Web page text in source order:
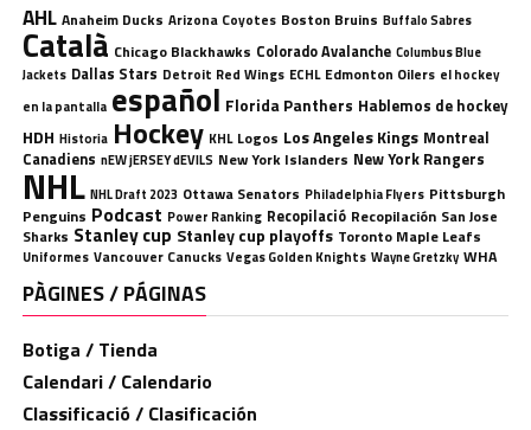
AHL Anaheim Ducks Arizona Coyotes Boston Bruins Buffalo Sabres
Català Chicago Blackhawks Colorado Avalanche Columbus Blue
Jackets Dallas Stars Detroit Red Wings ECHL Edmonton Oilers el hockey
en la pantalla español Florida Panthers Hablemos de hockey
HDH Historia Hockey KHL Logos Los Angeles Kings Montreal
Canadiens nEW jERSEY dEVILS New York Islanders New York Rangers
NHL NHL Draft 2023 Ottawa Senators Philadelphia Flyers Pittsburgh
Penguins Podcast Power Ranking Recopilació Recopilación San Jose
Sharks Stanley cup Stanley cup playoffs Toronto Maple Leafs
Uniformes Vancouver Canucks Vegas Golden Knights Wayne Gretzky WHA
PÀGINES / PÁGINAS
Botiga / Tienda
Calendari / Calendario
Classificació / Clasificación